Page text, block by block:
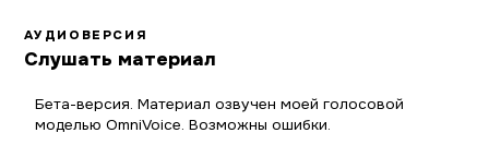
АУДИОВЕРСИЯ
Слушать материал
Бета-версия. Материал озвучен моей голосовой
моделью OmniVoice. Возможны ошибки.